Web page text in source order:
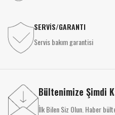
SERVİS/GARANTI
Servis bakım garantisi
Bültenimize Şimdi
İlk Bilen Siz Olun. Haber